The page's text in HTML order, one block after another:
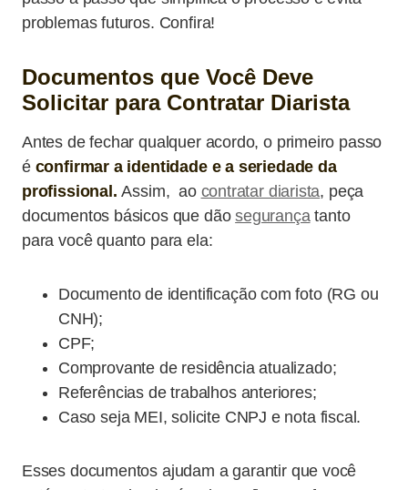
problemas futuros. Confira!
Documentos que Você Deve
Solicitar para Contratar Diarista
Antes de fechar qualquer acordo, o primeiro passo
é confirmar a identidade e a seriedade da
profissional.Assim, ao contratar diarista, peça
documentos básicos que dãosegurançatanto
para você quanto para ela:
Documento de identificação com foto (RG ou
CNH);
CPF;
Comprovante de residência atualizado;
Referências de trabalhos anteriores;
Caso seja MEI, solicite CNPJ e nota fiscal.
Esses documentos ajudam a garantir que você